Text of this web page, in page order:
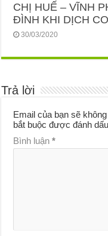
CHỊ HUẾ – VĨNH
ĐÌNH KHI DỊCH
30/03/2020
Trả lời
Email của bạn sẽ
bắt buộc được đánh
Bình luận*